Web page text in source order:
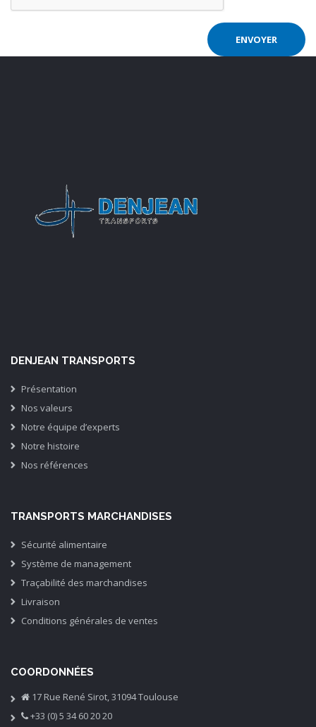
DENJEAN TRANSPORTS
Présentation
Nos valeurs
Notre équipe d’experts
Notre histoire
Nos références
TRANSPORTS MARCHANDISES
Sécurité alimentaire
Système de management
Traçabilité des marchandises
Livraison
Conditions générales de ventes
COORDONNÉES
17 Rue René Sirot, 31094 Toulouse
+33 (0) 5 34 60 20 20